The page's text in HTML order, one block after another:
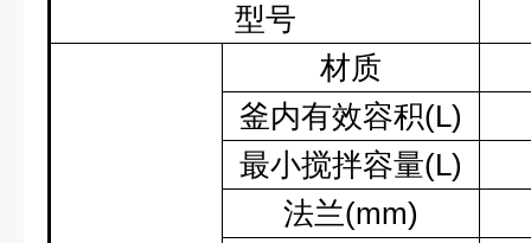
型号
材质
釜内有效容积(L)
最小搅拌容量(L)
法兰(mm)